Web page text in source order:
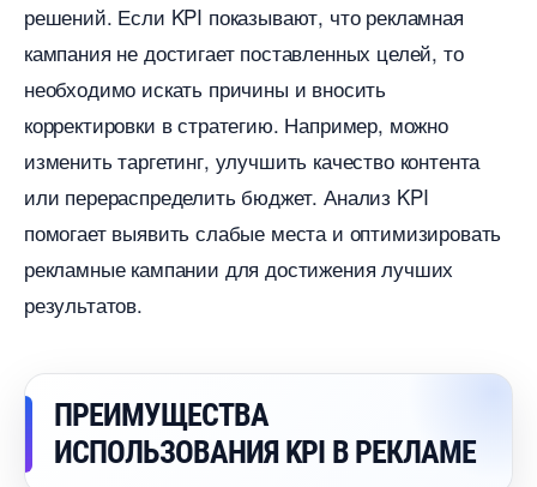
решений. Если KPI показывают, что рекламная
кампания не достигает поставленных целей, то
необходимо искать причины и вносить
корректировки в стратегию. Например, можно
изменить таргетинг, улучшить качество контента
или перераспределить бюджет. Анализ KPI
помогает выявить слабые места и оптимизировать
рекламные кампании для достижения лучших
результатов.
ПРЕИМУЩЕСТВА
ИСПОЛЬЗОВАНИЯ KPI В РЕКЛАМЕ